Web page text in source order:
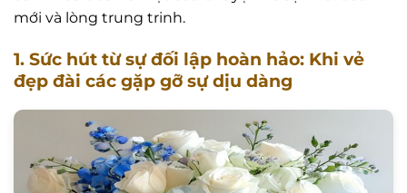
mới và lòng trung trinh.
1. Sức hút từ sự đối lập hoàn hảo: Khi vẻ
đẹp đài các gặp gỡ sự dịu dàng